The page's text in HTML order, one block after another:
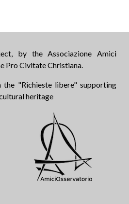
by the Associazione Amici
Pro Civitate Christiana.
the "Richieste libere" supporting
heritage